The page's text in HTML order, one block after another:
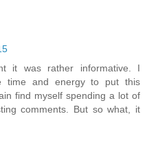
it was rather informative. I
time and energy to put this
find myself spending a lot of
comments. But so what, it